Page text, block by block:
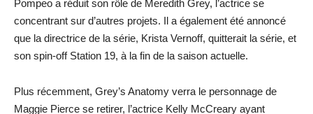
Pompeo a réduit son rôle de Meredith Grey, l’actrice se
concentrant sur d’autres projets. Il a également été annoncé
que la directrice de la série, Krista Vernoff, quitterait la série, et
son spin-off Station 19, à la fin de la saison actuelle.
Plus récemment, Grey’s Anatomy verra le personnage de
Maggie Pierce se retirer, l’actrice Kelly McCreary ayant